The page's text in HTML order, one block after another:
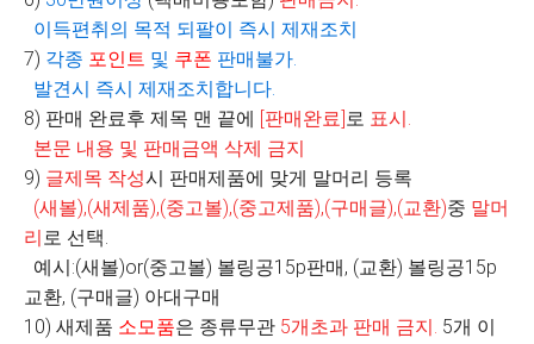
이득편취의 목적 되팔이 즉시 제재조치
7) 각종 포인트 및 쿠폰 판매불가.
발견시 즉시 제재조치합니다.
8) 판매 완료후 제목 맨 끝에 [판매완료]로 표시.
본문 내용 및 판매금액 삭제 금지
9) 글제목 작성시 판매제품에 맞게 말머리 등록
(새볼),(새제품),(중고볼),(중고제품),(구매글),(교환)중 말머
리로 선택.
예시:(새볼)or(중고볼) 볼링공15p판매, (교환) 볼링공15p
교환, (구매글) 아대구매
10) 새제품 소모품은 종류무관 5개초과 판매 금지. 5개 이